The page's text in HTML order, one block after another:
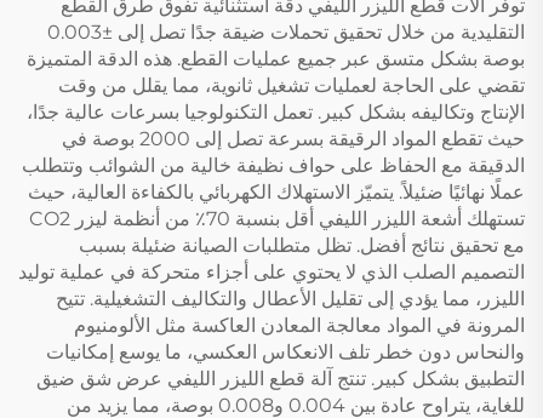
توفر آلات قطع الليزر الليفي دقة استثنائية تفوق طرق القطع
التقليدية من خلال تحقيق تحملات ضيقة جدًا تصل إلى ±0.003
بوصة بشكل متسق عبر جميع عمليات القطع. هذه الدقة المتميزة
تقضي على الحاجة لعمليات تشغيل ثانوية، مما يقلل من وقت
الإنتاج وتكاليفه بشكل كبير. تعمل التكنولوجيا بسرعات عالية جدًا،
حيث تقطع المواد الرقيقة بسرعة تصل إلى 2000 بوصة في
الدقيقة مع الحفاظ على حواف نظيفة خالية من الشوائب وتتطلب
عملًا نهائيًا ضئيلاً. يتميّز الاستهلاك الكهربائي بالكفاءة العالية، حيث
تستهلك أشعة الليزر الليفي أقل بنسبة 70٪ من أنظمة ليزر CO2
مع تحقيق نتائج أفضل. تظل متطلبات الصيانة ضئيلة بسبب
التصميم الصلب الذي لا يحتوي على أجزاء متحركة في عملية توليد
الليزر، مما يؤدي إلى تقليل الأعطال والتكاليف التشغيلية. تتيح
المرونة في المواد معالجة المعادن العاكسة مثل الألومنيوم
والنحاس دون خطر تلف الانعكاس العكسي، ما يوسع إمكانيات
التطبيق بشكل كبير. تنتج آلة قطع الليزر الليفي عرض شق ضيق
للغاية، يتراوح عادة بين 0.004 و0.008 بوصة، مما يزيد من